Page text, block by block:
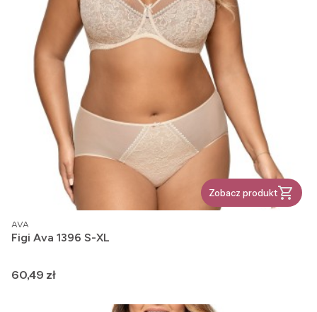
Zobacz produkt
PRODUCENT
AVA
Figi Ava 1396 S-XL
Cena
60,49 zł